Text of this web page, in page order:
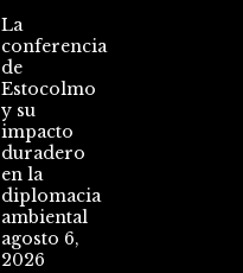
La
conferencia
de
Estocolmo
y su
impacto
duradero
en la
diplomacia
ambiental
agosto 6,
2026